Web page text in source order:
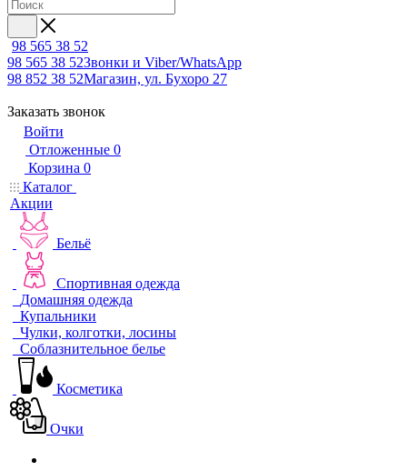
98 565 38 52
98 565 38 52Звонки и Viber/WhatsApp
98 852 38 52Магазин, ул. Бухоро 27
Заказать звонок
Войти
Отложенные 0
Корзина 0
Каталог
Акции
Бельё
Спортивная одежда
Домашняя одежда
Купальники
Чулки, колготки, лосины
Соблазнительное белье
Косметика
Очки